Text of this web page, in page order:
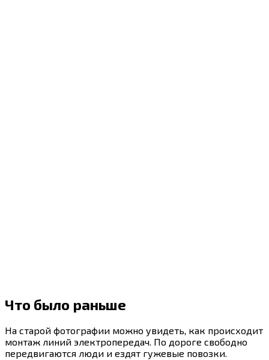
Что было раньше
На старой фотографии можно увидеть, как происходит
монтаж линий электропередач. По дороге свободно
передвигаются люди и ездят гужевые повозки.